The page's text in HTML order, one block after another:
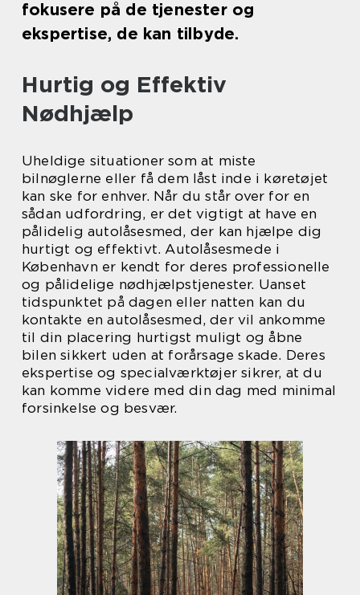
fokusere på de tjenester og
ekspertise, de kan tilbyde.
Hurtig og Effektiv
Nødhjælp
Uheldige situationer som at miste
bilnøglerne eller få dem låst inde i køretøjet
kan ske for enhver. Når du står over for en
sådan udfordring, er det vigtigt at have en
pålidelig autolåsesmed, der kan hjælpe dig
hurtigt og effektivt. Autolåsesmede i
København er kendt for deres professionelle
og pålidelige nødhjælpstjenester. Uanset
tidspunktet på dagen eller natten kan du
kontakte en autolåsesmed, der vil ankomme
til din placering hurtigst muligt og åbne
bilen sikkert uden at forårsage skade. Deres
ekspertise og specialværktøjer sikrer, at du
kan komme videre med din dag med minimal
forsinkelse og besvær.